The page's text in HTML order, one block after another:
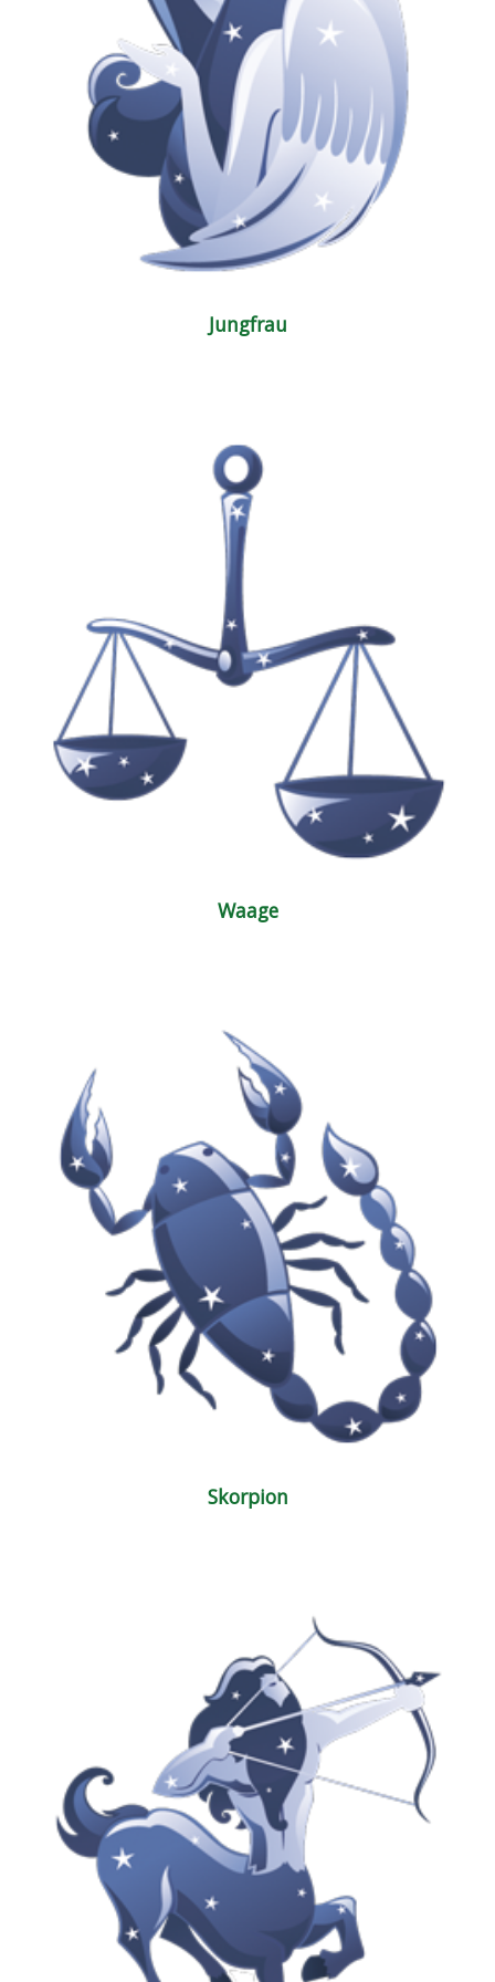
Jungfrau
Waage
Skorpion